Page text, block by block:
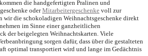
die handgefertigten Pralinen und
oderMitarbeitergeschenke voll zur
wir die schokoladigen Weihnachtsgeschenke direkt
im Sinne einer ganzheitlichen
der beigelegten Weihnachtskarten. Viele
sorgen dafür, dass über die gestalteten
optimal transportiert wird und lange im Gedächtnis